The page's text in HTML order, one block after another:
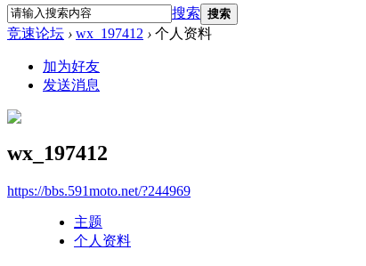
搜索 搜索
竞速论坛 › wx_197412 › 个人资料
加为好友
发送消息
wx_197412
https://bbs.591moto.net/?244969
主题
个人资料